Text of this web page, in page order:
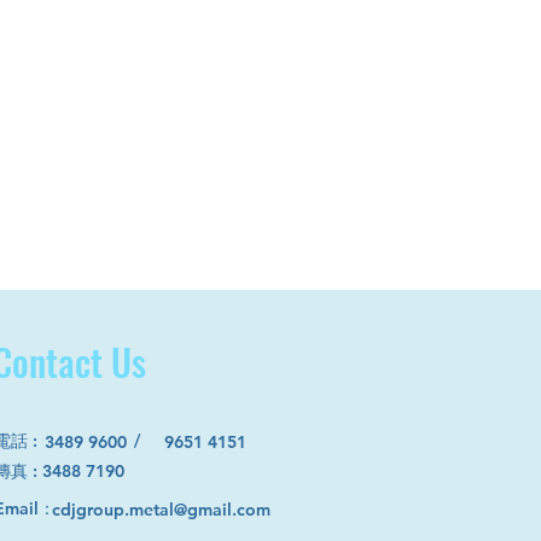
9651 4151
話 : /
：cdjgroup.metal@gmail.com
Us
3489 9600
真 : 3488 7190